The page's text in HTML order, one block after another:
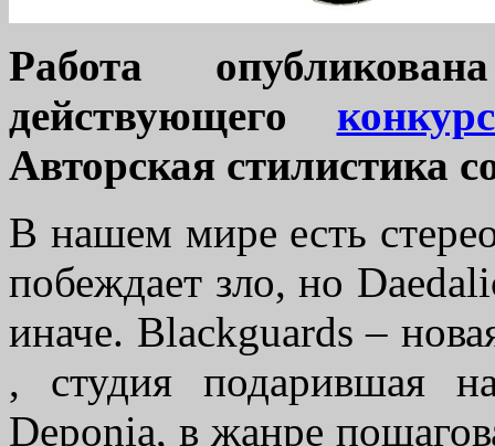
Работа
действующего
Авторская стилистика
В нашем мире есть
побеждает зло, но
иначе. Blackguards –
, студия подарившая
Deponia, в жанре